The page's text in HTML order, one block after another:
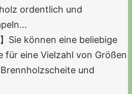
ordentlich und
Sie können eine beliebige
für eine Vielzahl von Größen
und